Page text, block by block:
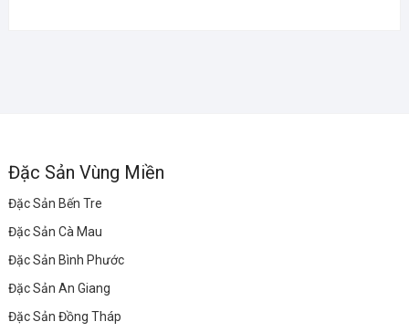
Đặc Sản Vùng Miền
Đặc Sản Bến Tre
Đặc Sản Cà Mau
Đặc Sản Bình Phước
Đặc Sản An Giang
Đặc Sản Đồng Tháp